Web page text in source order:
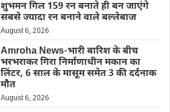
शुभमन गिल 159 रन बनाते ही बन जाएंगे
सबसे ज्यादा रन बनाने वाले बल्लेबाज
August 6, 2026
Amroha News-भारी बारिश के बीच
भरभराकर गिरा निर्माणाधीन मकान का
लिंटर, 6 साल के मासूम समेत 3 की दर्दनाक
मौत
August 6, 2026